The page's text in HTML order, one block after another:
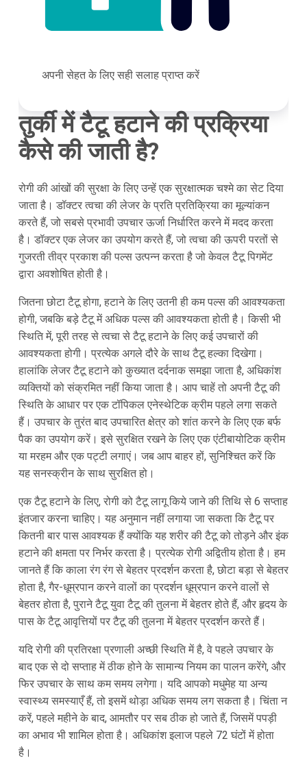
अपनी सेहत के लिए सही सलाह प्राप्त करें
तुर्की में टैटू हटाने की प्रक्रिया
कैसे की जाती है?
रोगी की आंखों की सुरक्षा के लिए उन्हें एक सुरक्षात्मक चश्मे का सेट दिया
जाता है। डॉक्टर त्वचा की लेजर के प्रति प्रतिक्रिया का मूल्यांकन
करते हैं, जो सबसे प्रभावी उपचार ऊर्जा निर्धारित करने में मदद करता
है। डॉक्टर एक लेजर का उपयोग करते हैं, जो त्वचा की ऊपरी परतों से
गुजरती तीव्र प्रकाश की पल्स उत्पन्न करता है जो केवल टैटू पिगमेंट
द्वारा अवशोषित होती है।
जितना छोटा टैटू होगा, हटाने के लिए उतनी ही कम पल्स की आवश्यकता
होगी, जबकि बड़े टैटू में अधिक पल्स की आवश्यकता होती है। किसी भी
स्थिति में, पूरी तरह से त्वचा से टैटू हटाने के लिए कई उपचारों की
आवश्यकता होगी। प्रत्येक अगले दौरे के साथ टैटू हल्का दिखेगा।
हालांकि लेजर टैटू हटाने को कुख्यात दर्दनाक समझा जाता है, अधिकांश
व्यक्तियों को संक्रमित नहीं किया जाता है। आप चाहें तो अपनी टैटू की
स्थिति के आधार पर एक टॉपिकल एनेस्थेटिक क्रीम पहले लगा सकते
हैं। उपचार के तुरंत बाद उपचारित क्षेत्र को शांत करने के लिए एक बर्फ
पैक का उपयोग करें। इसे सुरक्षित रखने के लिए एक एंटीबायोटिक क्रीम
या मरहम और एक पट्टी लगाएं। जब आप बाहर हों, सुनिश्चित करें कि
यह सनस्क्रीन के साथ सुरक्षित हो।
एक टैटू हटाने के लिए, रोगी को टैटू लागू किये जाने की तिथि से 6 सप्ताह
इंतजार करना चाहिए। यह अनुमान नहीं लगाया जा सकता कि टैटू पर
कितनी बार पास आवश्यक हैं क्योंकि यह शरीर की टैटू को तोड़ने और इंक
हटाने की क्षमता पर निर्भर करता है। प्रत्येक रोगी अद्वितीय होता है। हम
जानते हैं कि काला रंग रंग से बेहतर प्रदर्शन करता है, छोटा बड़ा से बेहतर
होता है, गैर-धूम्रपान करने वालों का प्रदर्शन धूम्रपान करने वालों से
बेहतर होता है, पुराने टैटू युवा टैटू की तुलना में बेहतर होते हैं, और हृदय के
पास के टैटू आवृत्तियों पर टैटू की तुलना में बेहतर प्रदर्शन करते हैं।
यदि रोगी की प्रतिरक्षा प्रणाली अच्छी स्थिति में है, वे पहले उपचार के
बाद एक से दो सप्ताह में ठीक होने के सामान्य नियम का पालन करेंगे, और
फिर उपचार के साथ कम समय लगेगा। यदि आपको मधुमेह या अन्य
स्वास्थ्य समस्याएँ हैं, तो इसमें थोड़ा अधिक समय लग सकता है। चिंता न
करें, पहले महीने के बाद, आमतौर पर सब ठीक हो जाते हैं, जिसमें पपड़ी
का अभाव भी शामिल होता है। अधिकांश इलाज पहले 72 घंटों में होता
है।